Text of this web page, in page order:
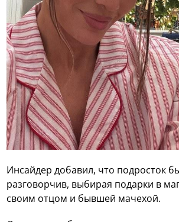
Инсайдер добавил, что подросток
разговорчив, выбирая подарки в
своим отцом и бывшей мачехой.